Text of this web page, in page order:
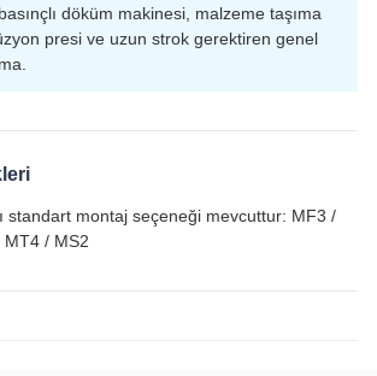
döküm makinesi, malzeme taşıma
presi ve uzun strok gerektiren genel
standart montaj seçeneği mevcuttur: MF3 /
/ MS2